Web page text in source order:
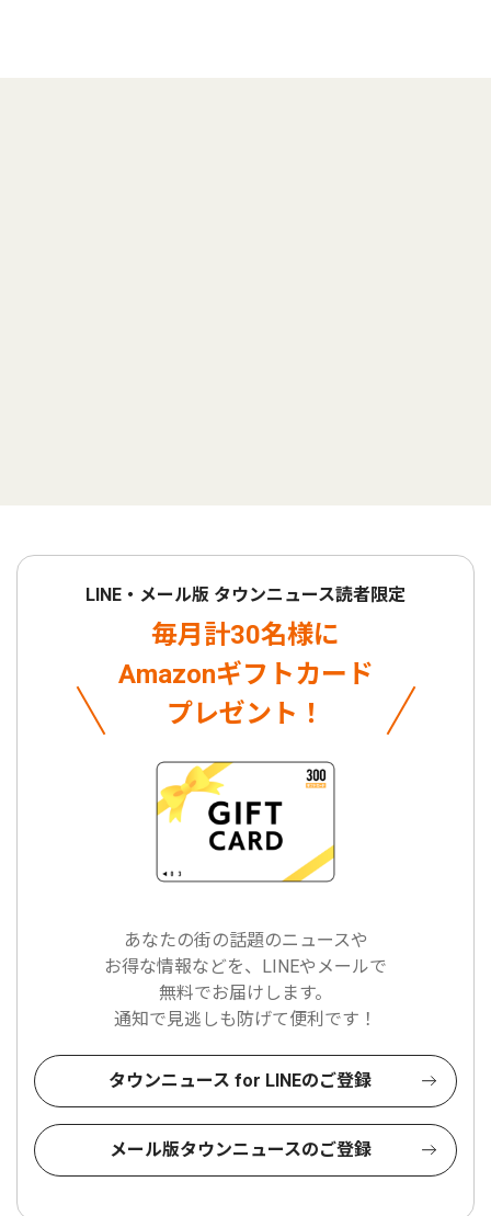
LINE・メール版 タウンニュース読者限定
毎月計30名様に
Amazonギフトカード
プレゼント！
あなたの街の話題のニュースや
お得な情報などを、LINEやメールで
無料でお届けします。
通知で見逃しも防げて便利です！
タウンニュース for LINEのご登録
メール版タウンニュースのご登録